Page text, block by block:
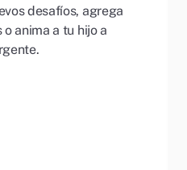
desafíos, agrega
anima a tu hijo a